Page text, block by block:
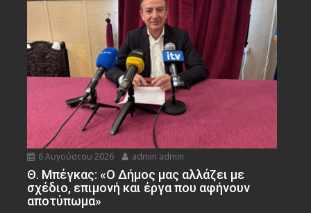
6 Αυγούστου 2026 admin admin
Θ. Μπέγκας: «Ο Δήμος μας αλλάζει με
σχέδιο, επιμονή και έργα που αφήνουν
αποτύπωμα»